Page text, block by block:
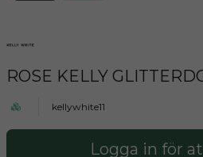
ROSE KELLY
kellywhite11
Logga in för